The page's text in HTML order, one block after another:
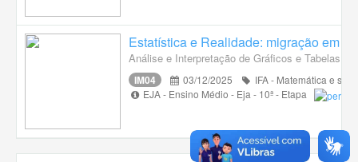
Estatística e Realidade: migração em
Análise e Interpretação de Gráficos e Tabelas
IM04 03/12/2025
IFA - Matemática e
EJA - Ensino Médio - Eja - 10ª - Etapa